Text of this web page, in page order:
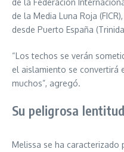
de la Media Luna Roja
desde Puerto España
“Los techos se verán
el aislamiento se convertirá
muchos”, agregó.
Su peligrosa lentitud
Melissa se ha caracterizado